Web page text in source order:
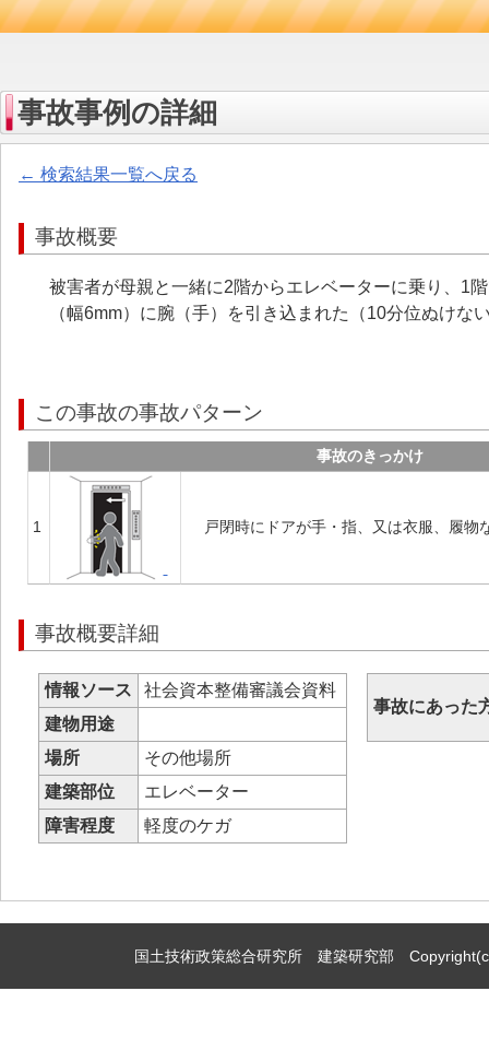
事故事例の詳細
← 検索結果一覧へ戻る
事故概要
被害者が母親と一緒に2階からエレベーターに乗り、1
（幅6mm）に腕（手）を引き込まれた（10分位ぬけな
この事故の事故パターン
事故のきっかけ
1 戸閉時にドアが手・指、又は衣服、履
事故概要詳細
情報ソース
社会資本整備審議会資料
建物用途
場所
その他場所
建築部位
エレベーター
障害程度
軽度のケガ
事故にあった
国土技術政策総合研究所 建築研究部